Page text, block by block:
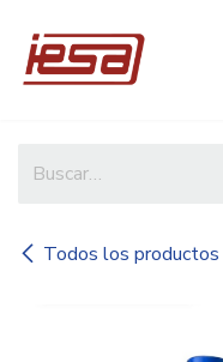
Todos los productos